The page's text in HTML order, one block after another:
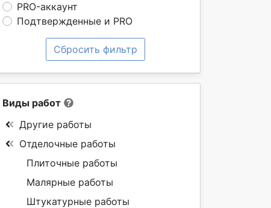
PRO-аккаунт
Подтвержденные и PRO
Сбросить фильтр
Виды работ
Другие работы
Отделочные работы
Плиточные работы
Малярные работы
Штукатурные работы